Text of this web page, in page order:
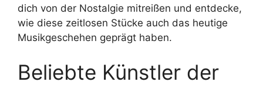
dich von der Nostalgie mitreißen und entdecke,
wie diese zeitlosen Stücke auch das heutige
Musikgeschehen geprägt haben.
Beliebte Künstler der